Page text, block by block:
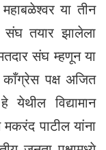
या तीन
संघ तयार झालेला
संघ म्हणून या
पक्ष अजित
विद्यामान
पाटील यांना